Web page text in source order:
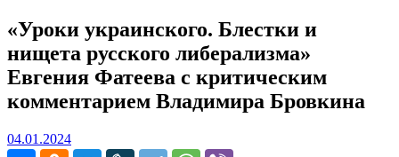
«Уроки украинского. Блестки и
нищета русского либерализма»
Евгения Фатеева с критическим
комментарием Владимира Бровкина
04.01.202404.01.2024